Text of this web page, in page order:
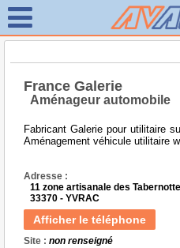
France Galerie
Aménageur automobile
Fabricant Galerie pour utilitaire
Aménagement véhicule utilitaire
Adresse :
11 zone artisanale des
33370 - YVRAC
Afficher le téléphone
Site : non renseigné